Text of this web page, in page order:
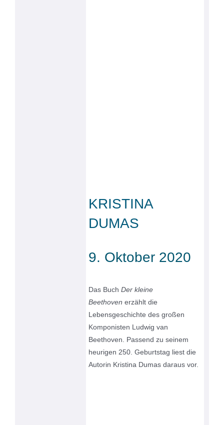
KRISTINA
DUMAS
9. Oktober 2020
Das BuchDer kleine
Beethoven erzählt die
Lebensgeschichte des großen
Komponisten Ludwig van
Beethoven. Passend zu seinem
heurigen 250. Geburtstag liest die
Autorin Kristina Dumas daraus vor.